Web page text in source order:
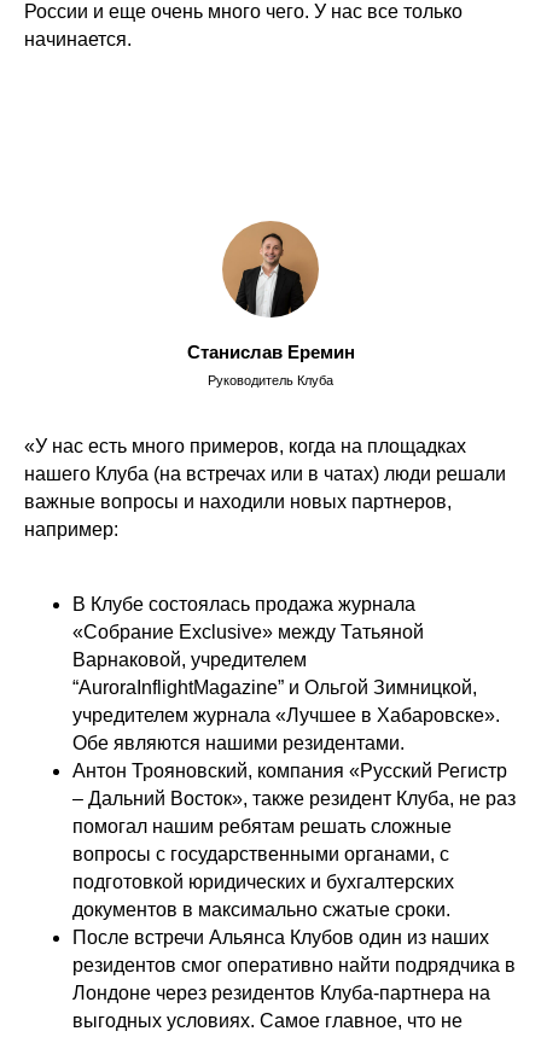
России и еще очень много чего. У нас все только
начинается.
Станислав Еремин
Руководитель Клуба
«У нас есть много примеров, когда на площадках
нашего Клуба (на встречах или в чатах) люди решали
важные вопросы и находили новых партнеров,
например:
В Клубе состоялась продажа журнала
«Собрание Exclusive» между Татьяной
Варнаковой, учредителем
“AuroraInflightMagazine” и Ольгой Зимницкой,
учредителем журнала «Лучшее в Хабаровске».
Обе являются нашими резидентами.
Антон Трояновский, компания «Русский Регистр
– Дальний Восток», также резидент Клуба, не раз
помогал нашим ребятам решать сложные
вопросы с государственными органами, с
подготовкой юридических и бухгалтерских
документов в максимально сжатые сроки.
После встречи Альянса Клубов один из наших
резидентов смог оперативно найти подрядчика в
Лондоне через резидентов Клуба-партнера на
выгодных условиях. Самое главное, что не